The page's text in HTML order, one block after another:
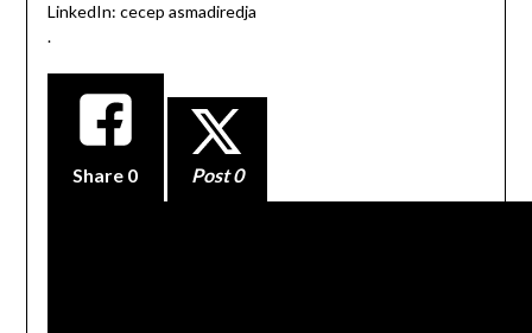
LinkedIn: cecep asmadiredja
.
Share 0 Post 0